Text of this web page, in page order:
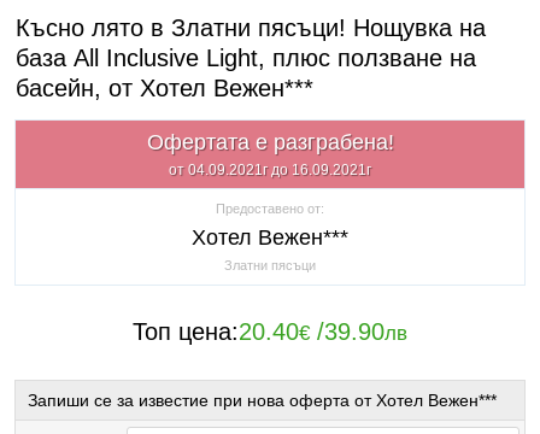
Късно лято в Златни пясъци! Нощувка на
база All Inclusive Light, плюс ползване на
басейн, от Хотел Вежен***
Офертата е разграбена!
от 04.09.2021г до 16.09.2021г
Предоставено от:
Хотел Вежен***
Златни пясъци
Топ цена:20.40€ /39.90лв
Запиши се за известие при нова оферта от Хотел Вежен***